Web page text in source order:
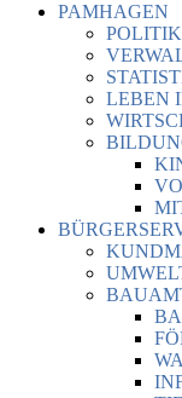
PAMHAGEN
POLITIK
LEBEN